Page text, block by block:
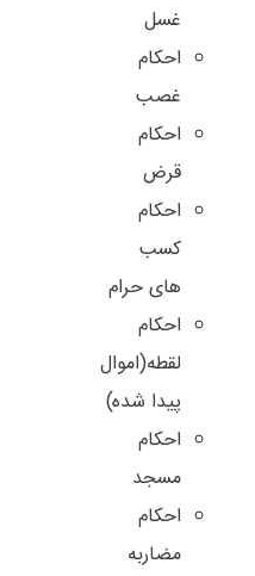
غسل
احکام
غصب
احکام
قرض
احکام
کسب
های حرام
احکام
لقطه(اموال
پیدا شده)
احکام
مسجد
احکام
مضاربه